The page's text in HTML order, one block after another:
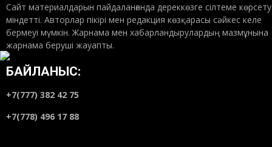
Сайт материалдарын пайдаланғанда дереккөзге сілтеме көрсету
міндетті. Авторлар пікірі мен редакция көзқарасы сәйкес келе
бермеуі мүмкін. Жарнама мен хабарландырулардың мазмұнына
жарнама беруші жауапты.
БАЙЛАНЫС:
+7(777) 382 42 75
+7(778) 496 17 88